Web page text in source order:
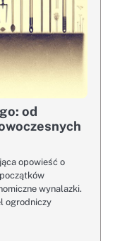
od
opowieść o
wynalazki.
ogrodniczy